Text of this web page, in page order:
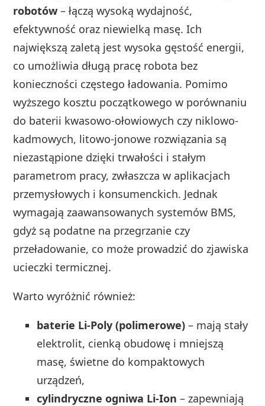
robotów – łączą wysoką wydajność,
efektywność oraz niewielką masę. Ich
największą zaletą jest wysoka gęstość energii,
co umożliwia długą pracę robota bez
konieczności częstego ładowania. Pomimo
wyższego kosztu początkowego w porównaniu
do baterii kwasowo-ołowiowych czy niklowo-
kadmowych, litowo-jonowe rozwiązania są
niezastąpione dzięki trwałości i stałym
parametrom pracy, zwłaszcza w aplikacjach
przemysłowych i konsumenckich. Jednak
wymagają zaawansowanych systemów BMS,
gdyż są podatne na przegrzanie czy
przeładowanie, co może prowadzić do zjawiska
ucieczki termicznej.
Warto wyróżnić również:
baterie Li-Poly (polimerowe) – mają stały
elektrolit, cienką obudowę i mniejszą
masę, świetne do kompaktowych
urządzeń,
cylindryczne ogniwa Li-Ion – zapewniają